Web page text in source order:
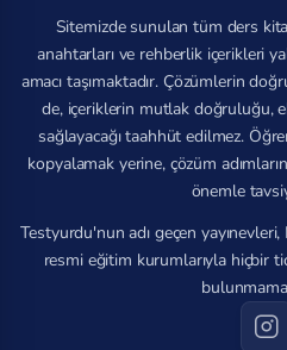
Sitemizde sunulan tüm ders
anahtarları ve rehberlik içerikleri
amacı taşımaktadır. Çözümlerin
de, içeriklerin mutlak doğruluğu,
sağlayacağı taahhüt edilmez.
kopyalamak yerine, çözüm
önemle
Testyurdu'nun adı geçen
resmi eğitim kurumlarıyla hiçbir